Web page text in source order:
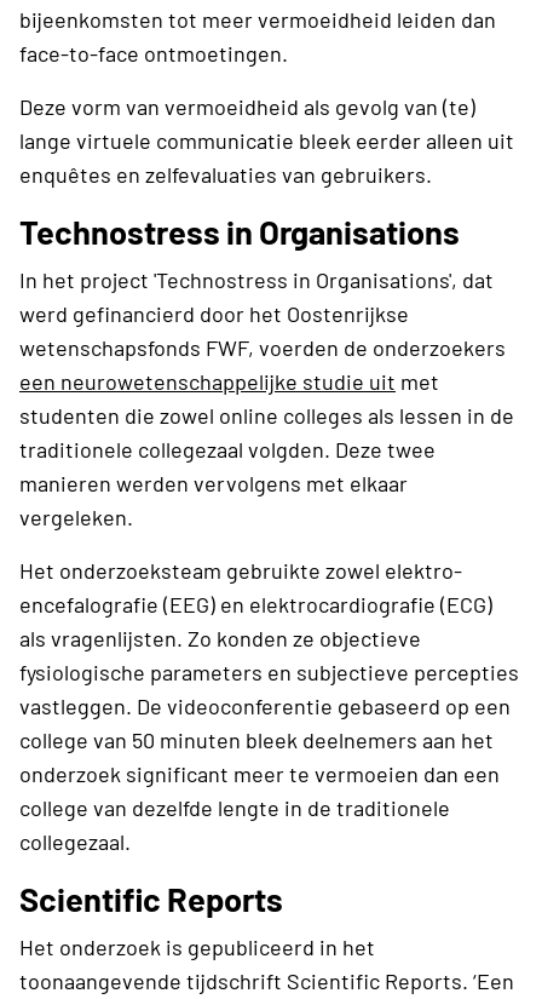
bijeenkomsten tot meer vermoeidheid leiden dan
face-to-face ontmoetingen.
Deze vorm van vermoeidheid als gevolg van (te)
lange virtuele communicatie bleek eerder alleen uit
enquêtes en zelfevaluaties van gebruikers.
Technostress in Organisations
In het project 'Technostress in Organisations', dat
werd gefinancierd door het Oostenrijkse
wetenschapsfonds FWF, voerden de onderzoekers
een neurowetenschappelijke studie uit met
studenten die zowel online colleges als lessen in de
traditionele collegezaal volgden. Deze twee
manieren werden vervolgens met elkaar
vergeleken.
Het onderzoeksteam gebruikte zowel elektro-
encefalografie (EEG) en elektrocardiografie (ECG)
als vragenlijsten. Zo konden ze objectieve
fysiologische parameters en subjectieve percepties
vastleggen. De videoconferentie gebaseerd op een
college van 50 minuten bleek deelnemers aan het
onderzoek significant meer te vermoeien dan een
college van dezelfde lengte in de traditionele
collegezaal.
Scientific Reports
Het onderzoek is gepubliceerd in het
toonaangevende tijdschrift Scientific Reports. ‘Een